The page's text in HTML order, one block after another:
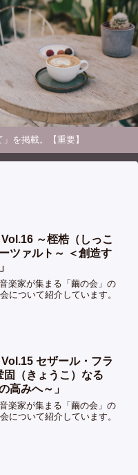
を掲載。【重要】
Vol.16 ～桎梏（しっこ
ツァルト～ ＜創造す
楽家が集まる「繭の会」の
について紹介しています。
Vol.15 セザール・フラ
固（きょうこ）なる
高みへ～」
楽家が集まる「繭の会」の
について紹介しています。